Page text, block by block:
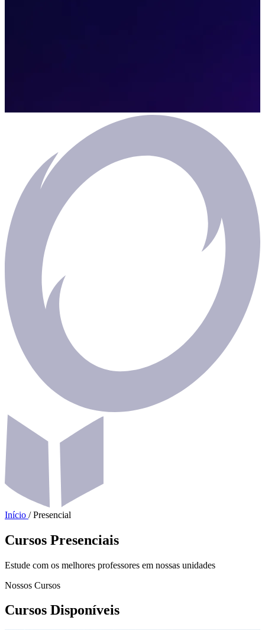
Início / Presencial
Cursos Presenciais
Estude com os melhores professores em nossas unidades
Nossos Cursos
Cursos Disponíveis